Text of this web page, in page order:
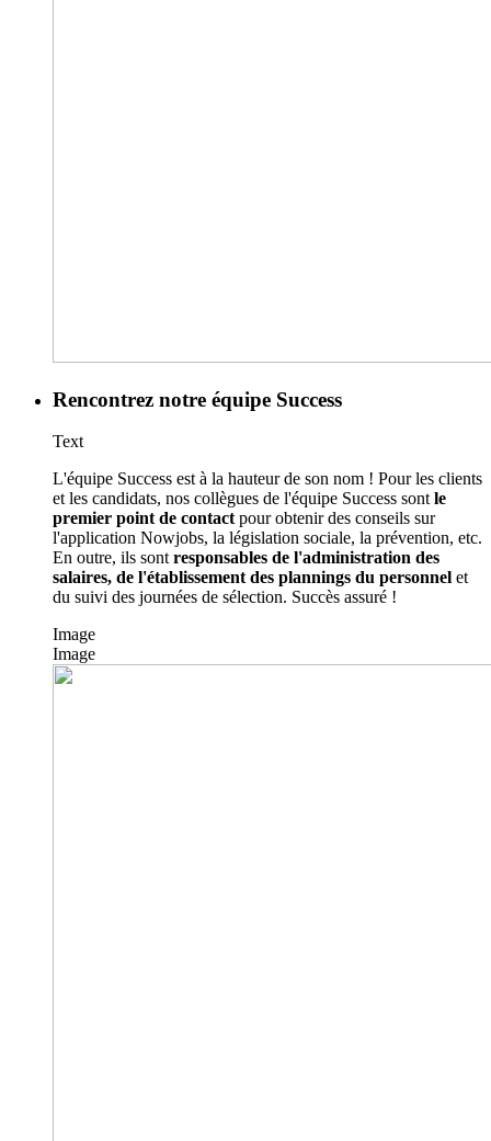
Rencontrez notre équipe Success
Text
L'équipe Success est à la hauteur de son nom ! Pour les clients
et les candidats, nos collègues de l'équipe Success sont le
premier point de contact pour obtenir des conseils sur
l'application Nowjobs, la législation sociale, la prévention, etc.
En outre, ils sont responsables de l'administration des
salaires, de l'établissement des plannings du personnel et
du suivi des journées de sélection. Succès assuré !
Image
Image